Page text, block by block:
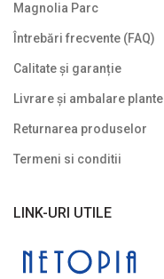
Magnolia Parc
Întrebări frecvente (FAQ)
Calitate și garanție
Livrare și ambalare plante
Returnarea produselor
Termeni si conditii
LINK-URI UTILE